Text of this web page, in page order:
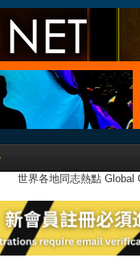
世界各地同志熱點